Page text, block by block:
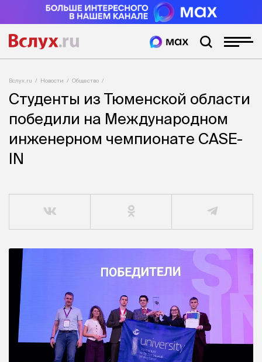
Вслух.ru Новости Общество
Студенты из Тюменской области
победили на Международном
инженерном чемпионате CASE-
IN